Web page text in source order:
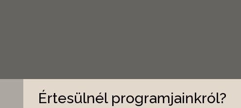
Értesülnél programjainkról?